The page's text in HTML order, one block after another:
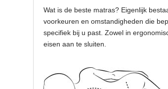
Wat is de beste matras? Eigenlijk
voorkeuren en omstandigheden die
specifiek bij u past. Zowel in
eisen aan te sluiten.